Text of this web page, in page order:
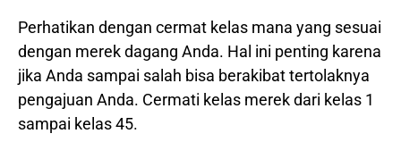
Perhatikan dengan cermat kelas mana yang sesuai
dengan merek dagang Anda. Hal ini penting karena
jika Anda sampai salah bisa berakibat tertolaknya
pengajuan Anda. Cermati kelas merek dari kelas 1
sampai kelas 45.